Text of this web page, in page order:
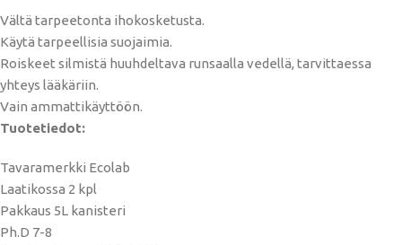
Vältä tarpeetonta ihokosketusta.
Käytä tarpeellisia suojaimia.
Roiskeet silmistä huuhdeltava runsaalla vedellä, tarvittaessa
yhteys lääkäriin.
Vain ammattikäyttöön.
Tuotetiedot:
Tavaramerkki Ecolab
Laatikossa 2 kpl
Pakkaus 5L kanisteri
Ph.D 7-8